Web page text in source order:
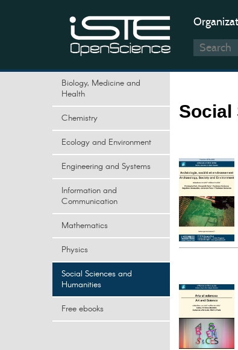
Biology, Medicine and
Health
Chemistry
Ecology and Environment
Engineering and Systems
Information and
Communication
Mathematics
Physics
Social Sciences and
Humanities
Free ebooks
Social